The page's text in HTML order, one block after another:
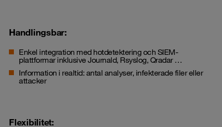
Handlingsbar:
Enkel integration med hotdetektering och SIEM-
plattformar inklusive Journald, Rsyslog, Qradar …
Information i realtid: antal analyser, infekterade filer eller
attacker
Flexibilitet: